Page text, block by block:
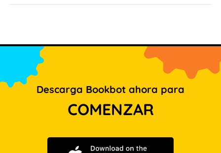
Descarga Bookbot ahora para
COMENZAR